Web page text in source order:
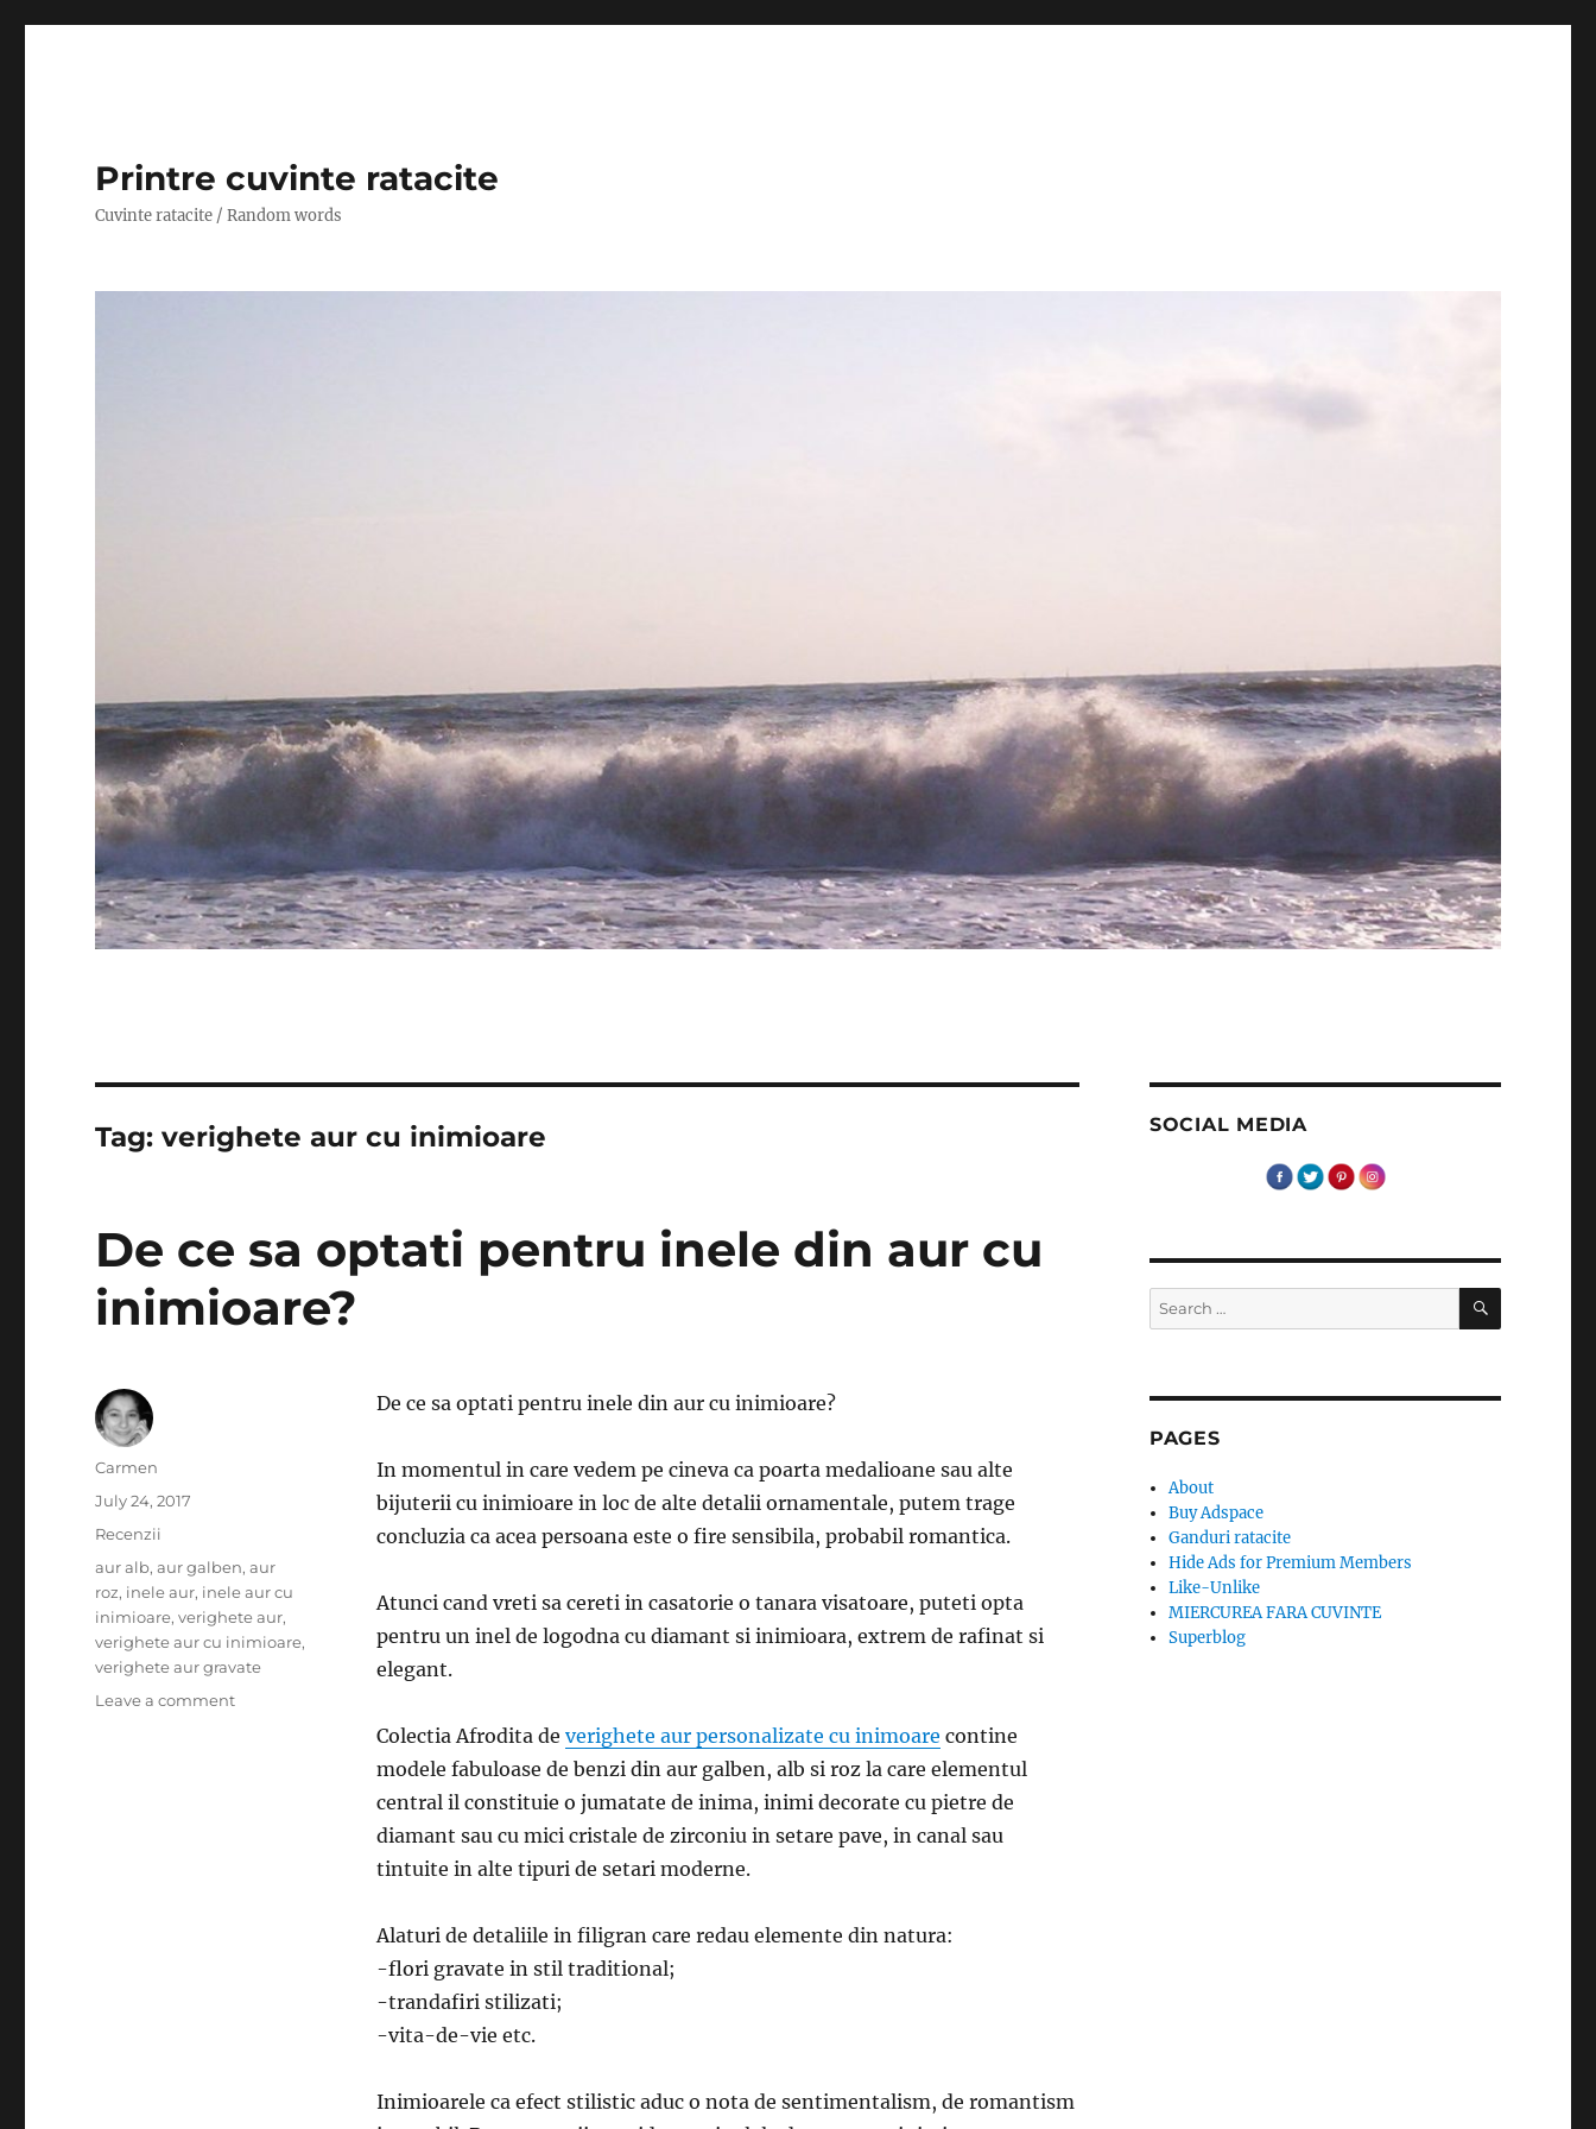
Printre cuvinte ratacite
Cuvinte ratacite / Random words
Tag:verighete aur cu inimioare
De ce sa optati pentru inele din aur cu
inimioare?
De ce sa optati pentru inele din aur cu inimioare?
In momentul in care vedem pe cineva ca poarta medalioane sau alte
bijuterii cu inimioare in loc de alte detalii ornamentale, putem trage
concluzia ca acea persoana este o fire sensibila, probabil romantica.
Atunci cand vreti sa cereti in casatorie o tanara visatoare, puteti opta
pentru un inel de logodna cu diamant si inimioara, extrem de rafinat si
elegant.
Colectia Afrodita de verighete aur personalizate cu inimoare contine
modele fabuloase de benzi din aur galben, alb si roz la care elementul
central il constituie o jumatate de inima, inimi decorate cu pietre de
diamant sau cu mici cristale de zirconiu in setare pave, in canal sau
tintuite in alte tipuri de setari moderne.
Alaturi de detaliile in filigran care redau elemente din natura:
-flori gravate in stil traditional;
-trandafiri stilizati;
-vita-de-vie etc.
Inimioarele ca efect stilistic aduc o nota de sentimentalism, de romantism
Author
Carmen
Posted
on
July 24, 2017
Categories
Recenzii
Tags
aur alb,aur galben,aur
roz, inele aur, inele aur cu
inimioare,verighete aur,
verighete aur cu inimioare,
verighete aur gravate
Leave a commenton
SOCIAL MEDIA
Search
for:
SEARCH
PAGES
About
Buy Adspace
Ganduri ratacite
Hide Ads for Premium Members
Like-Unlike
MIERCUREA FARA CUVINTE
Superblog